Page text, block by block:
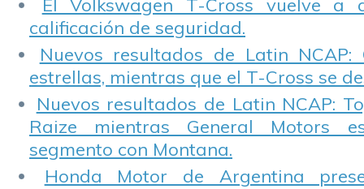
El Volkswagen T-Cross vuelve a
calificación de seguridad.
Nuevos resultados de Latin NCAP:
estrellas, mientras que el T-Cross se
Nuevos resultados de Latin NCAP:
Raize mientras General Motors
segmento con Montana.
Honda Motor de Argentina